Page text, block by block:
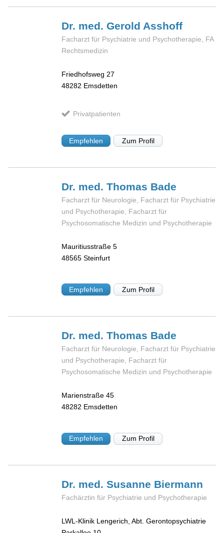
Dr. med. Gerold Asshoff
Facharzt für Psychiatrie und Psychotherapie, FA
Rechtsmedizin
Friedhofsweg 27
48282 Emsdetten
Privatpatienten
Empfehlen Zum Profil
Dr. med. Thomas Bade
Facharzt für Neurologie, Facharzt für Psychiatrie
und Psychotherapie, Facharzt für
Psychosomatische Medizin und Psychotherapie
Mauritiusstraße 5
48565 Steinfurt
Empfehlen Zum Profil
Dr. med. Thomas Bade
Facharzt für Neurologie, Facharzt für Psychiatrie
und Psychotherapie, Facharzt für
Psychosomatische Medizin und Psychotherapie
Marienstraße 45
48282 Emsdetten
Empfehlen Zum Profil
Dr. med. Susanne Biermann
Fachärztin für Psychiatrie und Psychotherapie
LWL-Klinik Lengerich, Abt. Gerontopsychiatrie